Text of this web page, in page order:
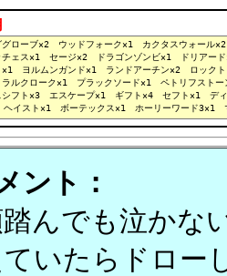
ント：
んでも泣かな
いたらドロー